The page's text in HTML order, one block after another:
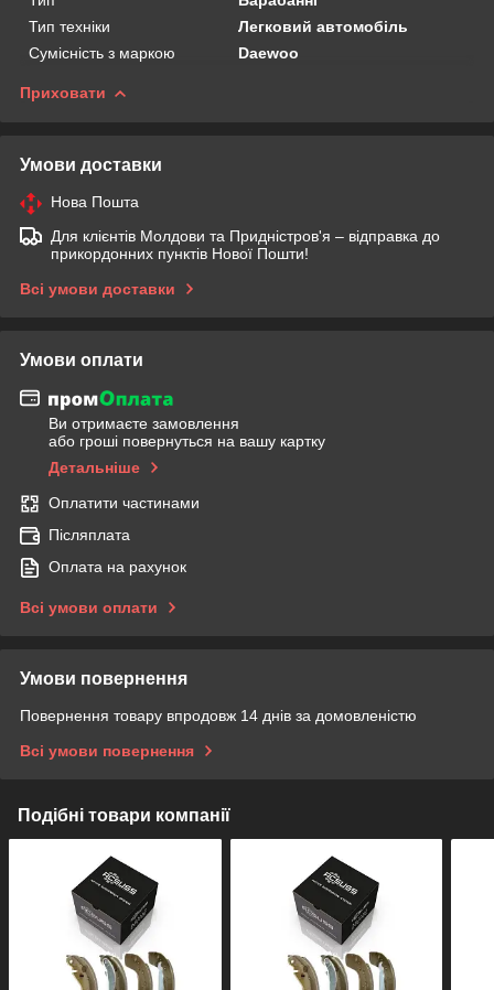
Тип техніки
Легковий автомобіль
Сумісність з маркою
Daewoo
Приховати
Умови доставки
Нова Пошта
Для клієнтів Молдови та Придністров'я – відправка до
прикордонних пунктів Нової Пошти!
Всі умови доставки
Умови оплати
Ви отримаєте замовлення
або гроші повернуться на вашу картку
Детальніше
Оплатити частинами
Післяплата
Оплата на рахунок
Всі умови оплати
Умови повернення
Повернення товару впродовж 14 днів за домовленістю
Всі умови повернення
Подібні товари компанії